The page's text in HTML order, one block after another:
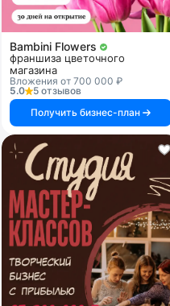
Bambini Flowers
франшиза цветочного
магазина
Вложения от 700 000 ₽
5.0
5 отзывов
Получить бизнес-план